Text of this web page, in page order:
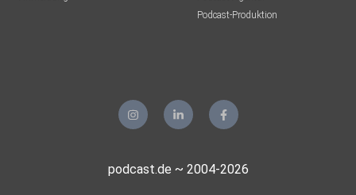
Podcast-Produktion
podcast.de ~ 2004-2026